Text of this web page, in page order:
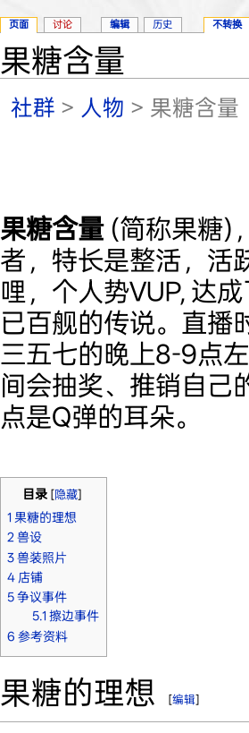
果糖含量
社群 > 人物 > 果糖含量
果糖含量(简称果糖)
者，特长是整活，活
哩，个人势VUP, 达
已百舰的传说。直播
三五七的晚上8-9点
间会抽奖、推销自己
点是Q弹的耳朵。
目录[隐藏]
1 果糖的理想
2 兽设
3 兽装照片
4 店铺
5 争议事件
5.1 擦边事件
6 参考资料
果糖的理想 [编辑]
页面 讨论 编辑 历史 不转换